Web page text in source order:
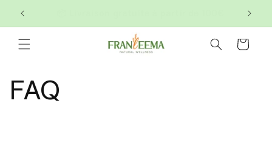
passer
au
Panier
FAQ